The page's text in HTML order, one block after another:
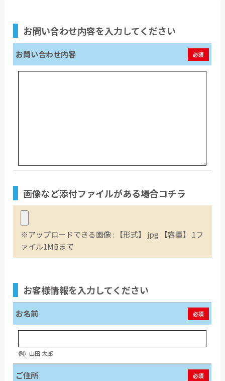
お問い合わせ内容を入力してください
お問い合わせ内容 必須
画像など添付ファイルがある場合コチラ
※アップロードできる画像 : 【形式】 jpg 【容量】 1フ
ァイル1MBまで
お客様情報を入力してください
お名前 必須
例）山田 太郎
ご住所 必須